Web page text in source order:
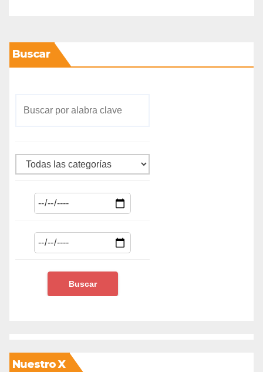
Buscar
Nuestro X